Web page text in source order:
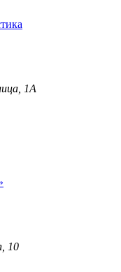
1А
10